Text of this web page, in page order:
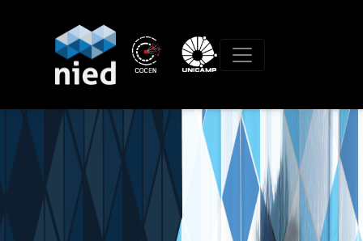
NIED 40 anos